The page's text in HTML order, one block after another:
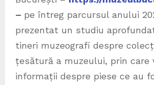
– pe întreg parcursul anului
prezentat un studiu
tineri muzeografi despre
țesătură a muzeului, prin care
informații despre piese ce au